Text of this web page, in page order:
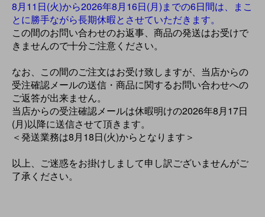
8月11日(火)から2026年8月16日(月)までの6日間は、まこ
とに勝手ながら長期休暇とさせていただきます。
この間のお問い合わせのお返事、商品の発送はお受けで
きませんので十分ご注意ください。
なお、この間のご注文はお受け致しますが、当店からの
受注確認メールの送信・商品に関するお問い合わせへの
ご返答が出来ません。
当店からの受注確認メールは休暇明けの2026年8月17日
(月)以降に送信させて頂きます。
＜発送業務は8月18日(火)からとなります＞
以上、ご迷惑をお掛けしまして申し訳ございませんがご
了承ください。